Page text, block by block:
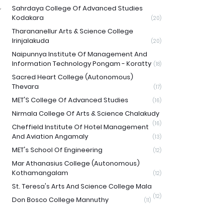
Sahrdaya College Of Advanced Studies
Kodakara
(20)
Tharananellur Arts & Science College
Irinjalakuda
(20)
Naipunnya Institute Of Management And
Information Technology Pongam - Koratty (18)
Sacred Heart College (Autonomous)
Thevara
(17)
MET'S College Of Advanced Studies (16)
Nirmala College Of Arts & Science Chalakudy
(16)
Cheffield Institute Of Hotel Management
And Aviation Angamaly
(13)
MET's School Of Engineering (12)
Mar Athanasius College (Autonomous)
Kothamangalam
(12)
St. Teresa's Arts And Science College Mala
(12)
Don Bosco College Mannuthy (11)